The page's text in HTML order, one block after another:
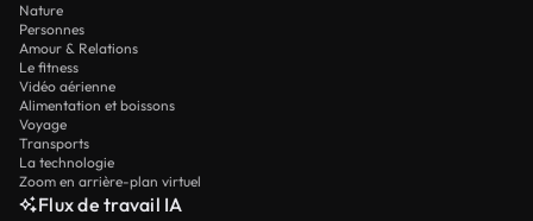
Nature
Personnes
Amour & Relations
Le fitness
Vidéo aérienne
Alimentation et boissons
Voyage
Transports
La technologie
Zoom en arrière-plan virtuel
Flux de travail IA